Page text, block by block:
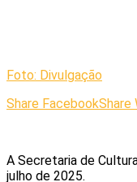
Foto: Divulgação
Share FacebookShare
A Secretaria de
julho de 2025.